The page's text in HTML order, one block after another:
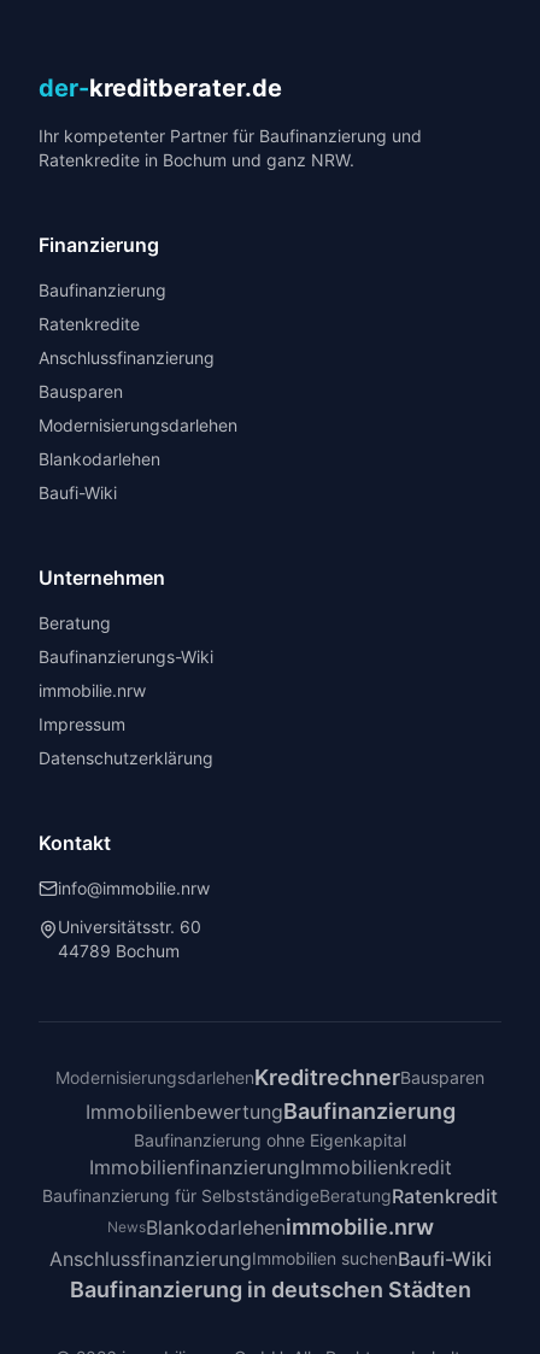
der-kreditberater.de
Ihr kompetenter Partner für Baufinanzierung und
Ratenkredite in Bochum und ganz NRW.
Finanzierung
Baufinanzierung
Ratenkredite
Anschlussfinanzierung
Bausparen
Modernisierungsdarlehen
Blankodarlehen
Baufi-Wiki
Unternehmen
Beratung
Baufinanzierungs-Wiki
immobilie.nrw
Impressum
Datenschutzerklärung
Kontakt
info@immobilie.nrw
Universitätsstr. 60
44789 Bochum
ModernisierungsdarlehenKreditrechnerBausparen
ImmobilienbewertungBaufinanzierung
Baufinanzierung ohne Eigenkapital
ImmobilienfinanzierungImmobilienkredit
Baufinanzierung für SelbstständigeBeratungRatenkredit
NewsBlankodarlehenimmobilie.nrw
AnschlussfinanzierungImmobilien suchenBaufi-Wiki
Baufinanzierung in deutschen Städten